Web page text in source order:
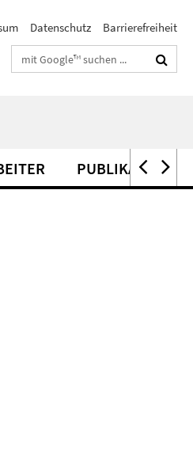
Datenschutz Barrierefreiheit
Suchbegriffe
PUBLIKATIONEN